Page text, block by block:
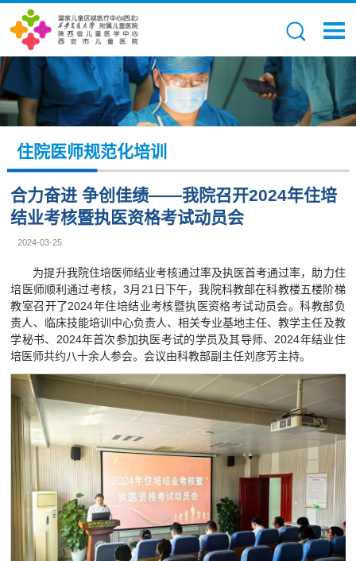
住院医师规范化培训
合力奋进 争创佳绩——我院召开2024年住培
结业考核暨执医资格考试动员会
2024-03-25
为提升我院住培医师结业考核通过率及执医首考通过率，助力住
培医师顺利通过考核，3月21日下午，我院科教部在科教楼五楼阶梯
教室召开了2024年住培结业考核暨执医资格考试动员会。科教部负
责人、临床技能培训中心负责人、相关专业基地主任、教学主任及教
学秘书、2024年首次参加执医考试的学员及其导师、2024年结业住
培医师共约八十余人参会。会议由科教部副主任刘彦芳主持。